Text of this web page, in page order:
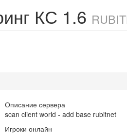
КС 1.6
Описание сервера
scan client world - add base rubitnet
Игроки онлайн